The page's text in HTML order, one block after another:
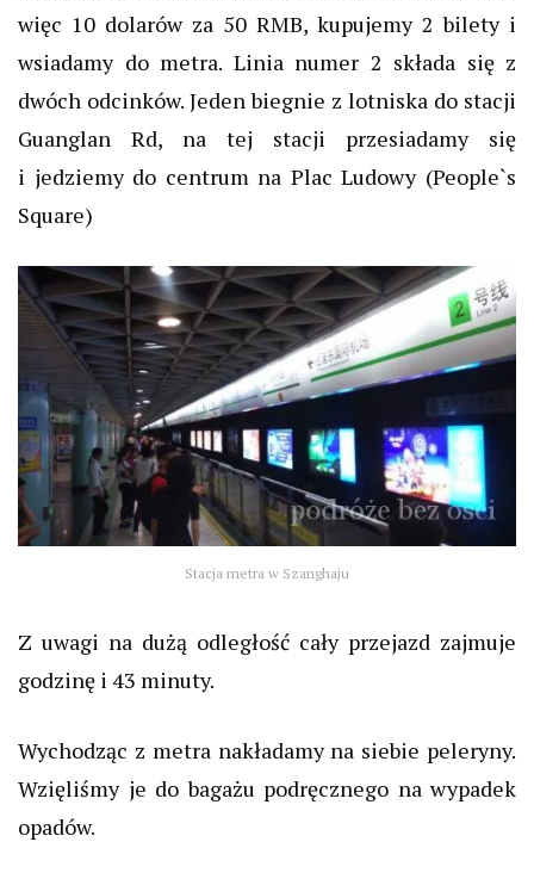
więc 10 dolarów za 50 RMB, kupujemy 2 bilety i
wsiadamy do metra. Linia numer 2 składa się z
dwóch odcinków. Jeden biegnie z lotniska do stacji
Guanglan Rd, na tej stacji przesiadamy się
i jedziemy do centrum na Plac Ludowy (People`s
Square)
Stacja metra w Szanghaju
Z uwagi na dużą odległość cały przejazd zajmuje
godzinę i 43 minuty.
Wychodząc z metra nakładamy na siebie peleryny.
Wzięliśmy je do bagażu podręcznego na wypadek
opadów.